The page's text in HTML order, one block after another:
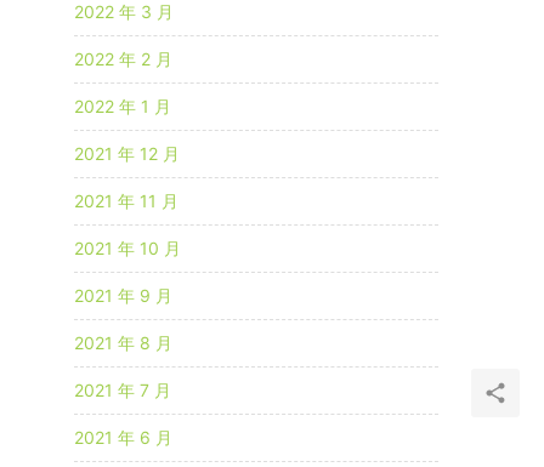
2022 年 3 月
2022 年 2 月
2022 年 1 月
2021 年 12 月
2021 年 11 月
2021 年 10 月
2021 年 9 月
2021 年 8 月
2021 年 7 月
2021 年 6 月